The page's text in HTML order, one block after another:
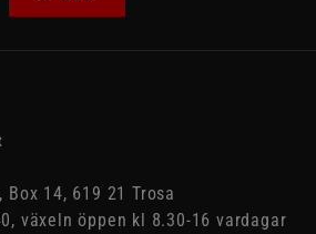
14, 619 21 Trosa
växeln öppen kl 8.30-16 vardagar